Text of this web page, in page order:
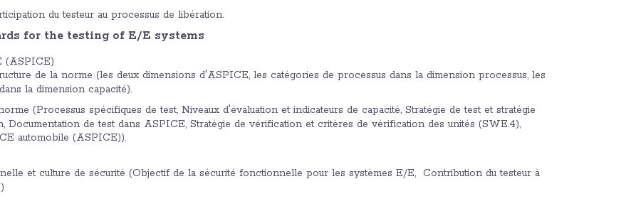
du testeur au processus de libération.
for the testing of E/E systems
(ASPICE)
de la norme (les deux dimensions d'ASPICE, les catégories de processus dans la dimension processus, les
la dimension capacité).
(Processus spécifiques de test, Niveaux d'évaluation et indicateurs de capacité, Stratégie de test et stratégie
Documentation de test dans ASPICE, Stratégie de vérification et critères de vérification des unités (SWE.4),
automobile (ASPICE)).
et culture de sécurité (Objectif de la sécurité fonctionnelle pour les systèmes E/E, Contribution du testeur à